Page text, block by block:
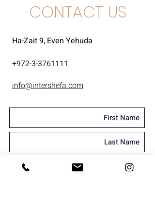
CONTACT US
Ha-Zait 9, Even Yehuda
972-3-3761111
+
info@intershefa.com